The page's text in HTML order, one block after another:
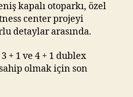
kapalı otoparkı, özel
center projeyi
detaylar arasında.
3 + 1 ve 4 + 1 dublex
olmak için son